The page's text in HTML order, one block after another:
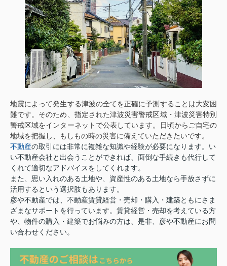
地震によって発生する津波の全てを正確に予測することは大変困
難です。そのため、指定された津波災害警戒区域・津波災害特別
警戒区域をインターネットで公表しています。日頃からご自宅の
地域を把握し、もしもの時の災害に備えていただきたいです。
不動産の取引には非常に複雑な知識や経験が必要になります。い
い不動産会社と出会うことができれば、面倒な手続きも代行して
くれて適切なアドバイスをしてくれます。
また、思い入れのある土地や、資産性のある土地なら手放さずに
活用するという選択肢もあります。
彦や不動産では、不動産賃貸経営・売却・購入・建築ともにさま
ざまなサポートを行っています。賃貸経営・売却を考えている方
や、物件の購入・建築でお悩みの方は、是非、彦や不動産にお問
い合わせください。